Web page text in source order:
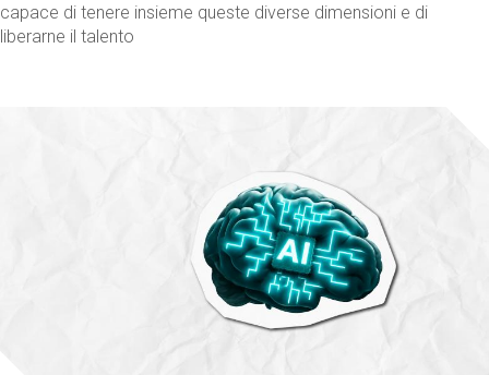
capace di tenere insieme queste diverse dimensioni e di
liberarne il talento